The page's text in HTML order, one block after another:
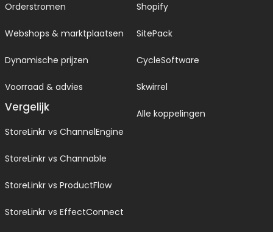
Orderstromen
Webshops & marktplaatsen
Dynamische prijzen
Voorraad & advies
Vergelijk
StoreLinkr vs ChannelEngine
StoreLinkr vs Channable
StoreLinkr vs ProductFlow
StoreLinkr vs EffectConnect
Shopify
SitePack
CycleSoftware
Skwirrel
Alle koppelingen